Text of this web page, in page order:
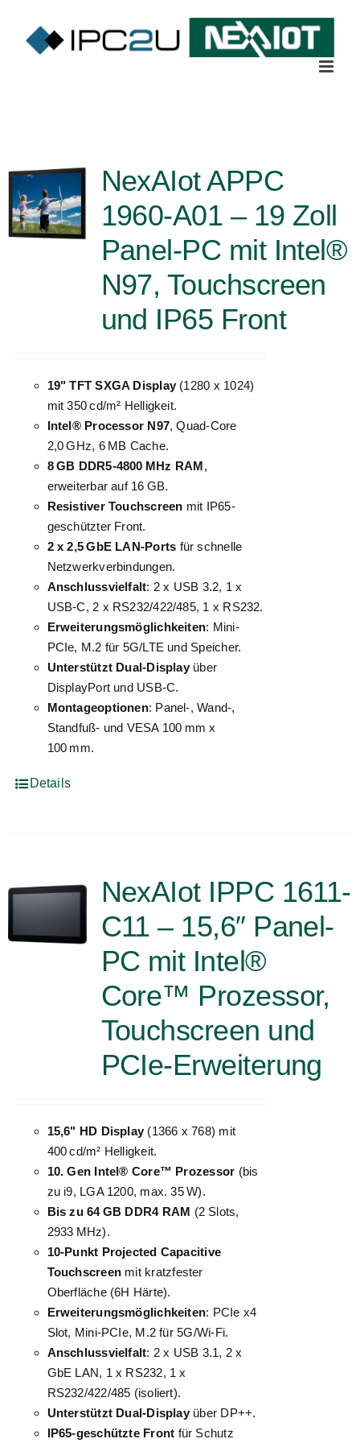
content
NexAIot APPC
1960-A01 – 19 Zoll
Panel-PC mit Intel®
N97, Touchscreen
und IP65 Front
19" TFT SXGA Display (1280 x 1024)
mit 350 cd/m² Helligkeit.
Intel® Processor N97, Quad-Core
2,0 GHz, 6 MB Cache.
8 GB DDR5-4800 MHz RAM,
erweiterbar auf 16 GB.
Resistiver Touchscreen mit IP65-
geschützter Front.
2 x 2,5 GbE LAN-Ports für schnelle
Netzwerkverbindungen.
Anschlussvielfalt: 2 x USB 3.2, 1 x
USB-C, 2 x RS232/422/485, 1 x RS232.
Erweiterungsmöglichkeiten: Mini-
PCIe, M.2 für 5G/LTE und Speicher.
Unterstützt Dual-Displayüber
DisplayPort und USB-C.
Montageoptionen: Panel-, Wand-,
Standfuß- und VESA 100 mm x
100 mm.
Details
NexAIot IPPC 1611-
C11 – 15,6″ Panel-
PC mit Intel®
Core™ Prozessor,
Touchscreen und
PCIe-Erweiterung
15,6" HD Display (1366 x 768) mit
400 cd/m² Helligkeit.
10. Gen Intel® Core™ Prozessor (bis
zu i9, LGA 1200, max. 35 W).
Bis zu 64 GB DDR4 RAM (2 Slots,
2933 MHz).
10-Punkt Projected Capacitive
Touchscreen mit kratzfester
Oberfläche (6H Härte).
Erweiterungsmöglichkeiten: PCIe x4
Slot, Mini-PCIe, M.2 für 5G/Wi-Fi.
Anschlussvielfalt: 2 x USB 3.1, 2 x
GbE LAN, 1 x RS232, 1 x
RS232/422/485 (isoliert).
Unterstützt Dual-Displayüber DP++.
IP65-geschützte Front für Schutz